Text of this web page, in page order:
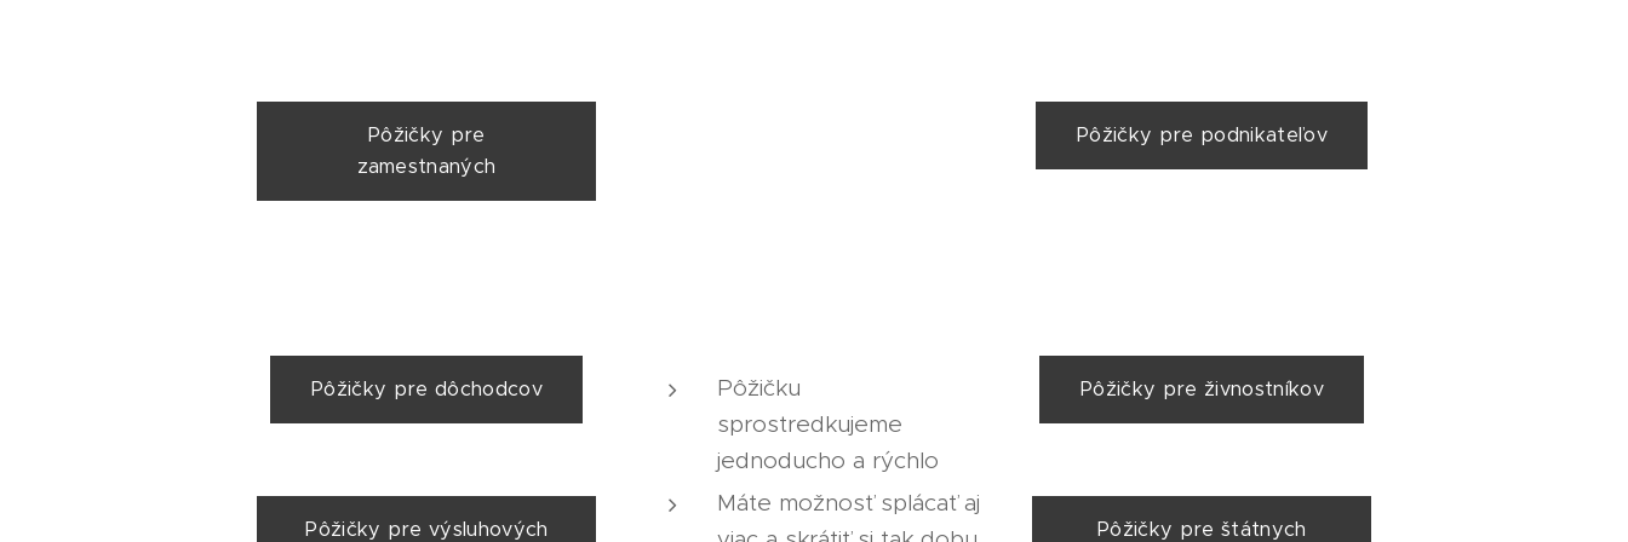
Pôžičky pre
zamestnaných
Pôžičky pre podnikateľov
Pôžičky pre dôchodcov
Pôžičky pre výsluhových
Pôžičku
sprostredkujeme
jednoducho a rýchlo
Máte možnosť splácať aj
Pôžičky pre živnostníkov
Pôžičky pre štátnych